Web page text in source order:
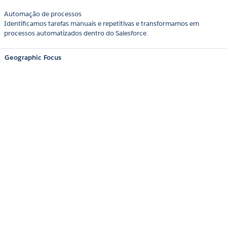
Automação de processos
Identificamos tarefas manuais e repetitivas e transformamos em
processos automatizados dentro do Salesforce.
Geographic Focus